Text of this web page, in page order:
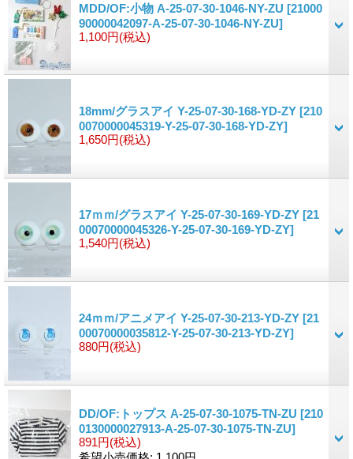
MDD/OF:小物 A-25-07-30-1046-NY-ZU [21000
90000042097-A-25-07-30-1046-NY-ZU]
1,100円(税込)
18mm/グラスアイ Y-25-07-30-168-YD-ZY [210
0070000045319-Y-25-07-30-168-YD-ZY]
1,650円(税込)
17ｍｍ/グラスアイ Y-25-07-30-169-YD-ZY [21
00070000045326-Y-25-07-30-169-YD-ZY]
1,540円(税込)
24ｍｍ/アニメアイ Y-25-07-30-213-YD-ZY [21
00070000035812-Y-25-07-30-213-YD-ZY]
880円(税込)
DD/OF:トップス A-25-07-30-1075-TN-ZU [210
0130000027913-A-25-07-30-1075-TN-ZU]
891円(税込)